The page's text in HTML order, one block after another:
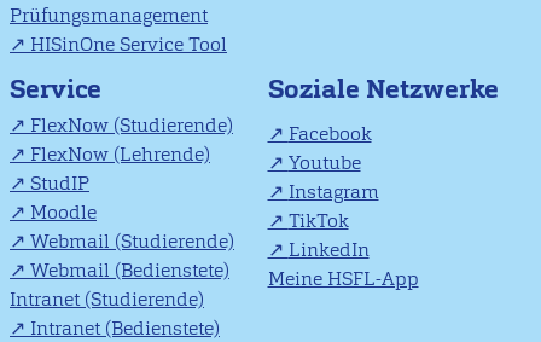
Prüfungsmanagement
HISinOne Service Tool
Service
FlexNow (Studierende)
FlexNow (Lehrende)
StudIP
Moodle
Webmail (Studierende)
Webmail (Bedienstete)
Intranet (Studierende)
Intranet (Bedienstete)
Soziale Netzwerke
Facebook
Youtube
Instagram
TikTok
LinkedIn
Meine HSFL-App